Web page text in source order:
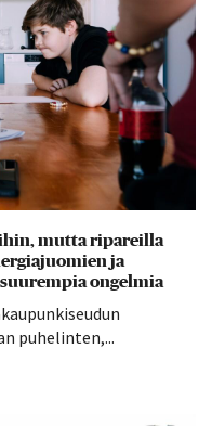
mutta ripareilla
ja
ongelmia
puhelinten,...